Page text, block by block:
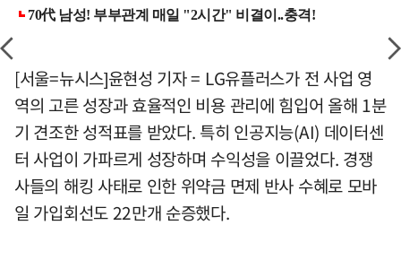
[서울=뉴시스]윤현성 기자 = LG유플러스가 전 사업 영
역의 고른 성장과 효율적인 비용 관리에 힘입어 올해 1분
기 견조한 성적표를 받았다. 특히 인공지능(AI) 데이터센
터 사업이 가파르게 성장하며 수익성을 이끌었다. 경쟁
사들의 해킹 사태로 인한 위약금 면제 반사 수혜로 모바
일 가입회선도 22만개 순증했다.